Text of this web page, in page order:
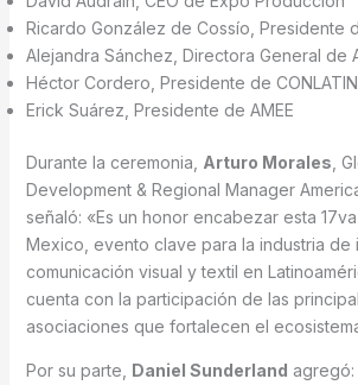
Ricardo González de Cossío, Presidente
Alejandra Sánchez, Directora General de
Héctor Cordero, Presidente de
Erick Suárez, Presidente de AMEE
Durante la ceremonia, Arturo Morales ,
Development & Regional Manager
señaló: «Es un honor encabezar esta
Mexico, evento clave para la industria de
comunicación visual y textil en
cuenta con la participación de las
asociaciones que fortalecen el
Por su parte, Daniel Sunderland agregó: